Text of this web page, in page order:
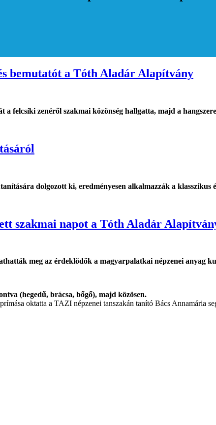
bemutatót a Tóth Aladár Alapítvány
felcsíki zenéről szakmai közönség hallgatta, majd a
dolgozott ki, eredményesen alkalmazzák a klasszikus
szakmai napot a Tóth Aladár
meg az érdeklődők a magyarpalatkai népzenei anyag
(hegedű, brácsa, bőgő), majd közösen.
oktatta a TAZI népzenei tanszakán tanító Bács Annamária